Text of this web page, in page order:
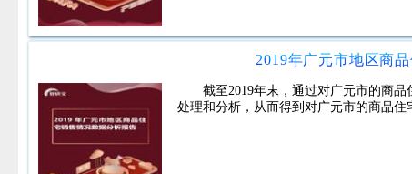
2019年广元市地区商
截至2019年末，通过对广元市的商
处理和分析，从而得到对广元市的商品